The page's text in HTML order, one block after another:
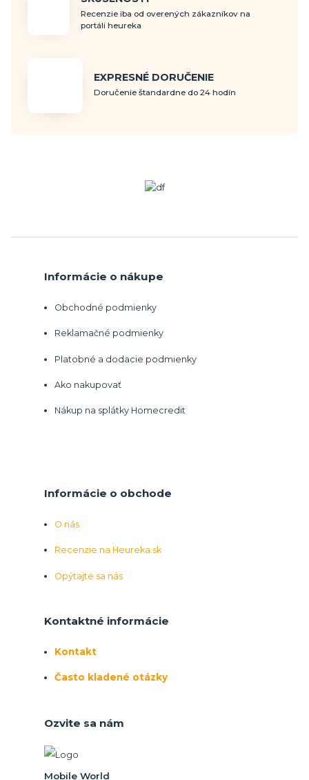
Recenzie iba od overených zákazníkov na
portáli heureka
EXPRESNÉ DORUČENIE
Doručenie štandardne do 24 hodín
Informácie o nákupe
Obchodné podmienky
Reklamačné podmienky
Platobné a dodacie podmienky
Ako nakupovať
Nákup na splátky Homecredit
Informácie o obchode
O nás
Recenzie na Heureka.sk
Opýtajte sa nás
Kontaktné informácie
Kontakt
Často kladené otázky
Ozvite sa nám
Mobile World